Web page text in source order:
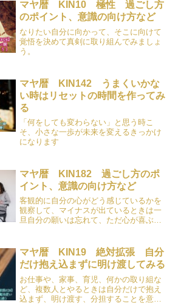
マヤ暦 KIN10 極性 過ごし方
のポイント、意識の向け方など
なりたい自分に向かって、そこに向けて
覚悟を決めて真剣に取り組んでみましょ
う。
マヤ暦 KIN142 うまくいかな
い時はリセットの時間を作ってみ
る
「何をしても変わらない」と思う時こ
そ、小さな一歩が未来を変えるきっかけ
になります
マヤ暦 KIN182 過ごし方のポ
イント、意識の向け方など
客観的に自分の心がどう感じているかを
観察して、マイナスが出ているときは一
旦自分の願いは忘れて、ただ心が喜ぶこ
マヤ暦 KIN19 絶対拡張 自分
だけ抱え込まずに明け渡してみる
お仕事や、家事、育児、何かの取り組な
ど、複数人とやるときは自分だけで抱え
込まず、明け渡す、分担することを意識